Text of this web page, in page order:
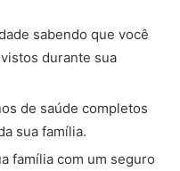
sabendo que você
durante sua
de saúde completos
sua família.
família com um seguro